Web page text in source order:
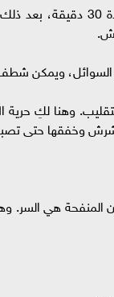
الراحة والتصفية: يُغطى الخليط
ويمكن شطف
وهنا لكِ حرية
وخفقها حتى
هي السر.